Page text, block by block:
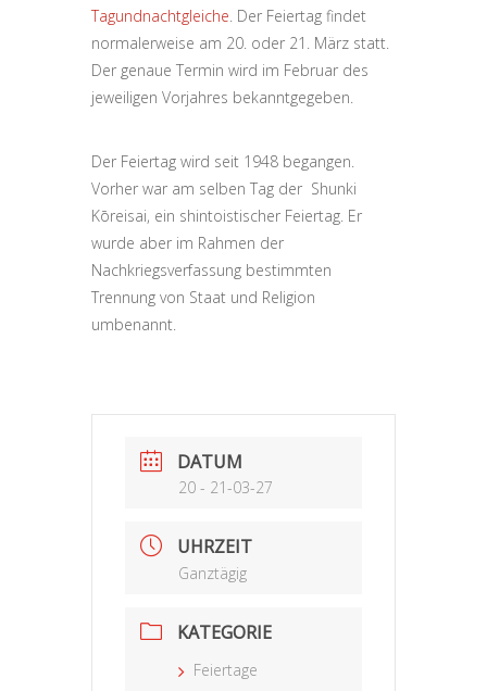
Tagundnachtgleiche. Der Feiertag findet
normalerweise am 20. oder 21. März statt.
Der genaue Termin wird im Februar des
jeweiligen Vorjahres bekanntgegeben.
Der Feiertag wird seit 1948 begangen.
Vorher war am selben Tag der Shunki
Kōreisai, ein shintoistischer Feiertag. Er
wurde aber im Rahmen der
Nachkriegsverfassung bestimmten
Trennung von Staat und Religion
umbenannt.
DATUM
20 - 21-03-27
UHRZEIT
Ganztägig
KATEGORIE
Feiertage